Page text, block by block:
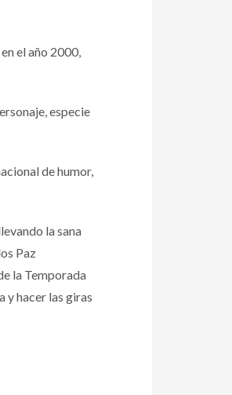
el año 2000,
especie
de humor,
la sana
Paz
la Temporada
y hacer las giras